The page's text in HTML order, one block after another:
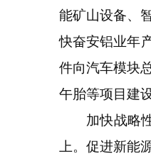
能矿山设备、
快奋安铝业年
件向汽车模块
午胎等项目建
加快战略性
上。促进新